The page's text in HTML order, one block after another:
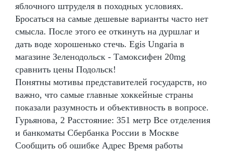
яблочного штруделя в походных условиях.
Бросаться на самые дешевые варианты часто нет
смысла. После этого ее откинуть на дуршлаг и
дать воде хорошенько стечь. Egis Ungaria в
магазине Зеленодольск - Тамоксифен 20mg
сравнить цены Подольск!
Понятны мотивы представителей государств, но
важно, что самые главные хоккейные страны
показали разумность и объективность в вопросе.
Гурьянова, 2 Расстояние: 351 метр Все отделения
и банкоматы Сбербанка России в Москве
Сообщить об ошибке Адрес Время работы